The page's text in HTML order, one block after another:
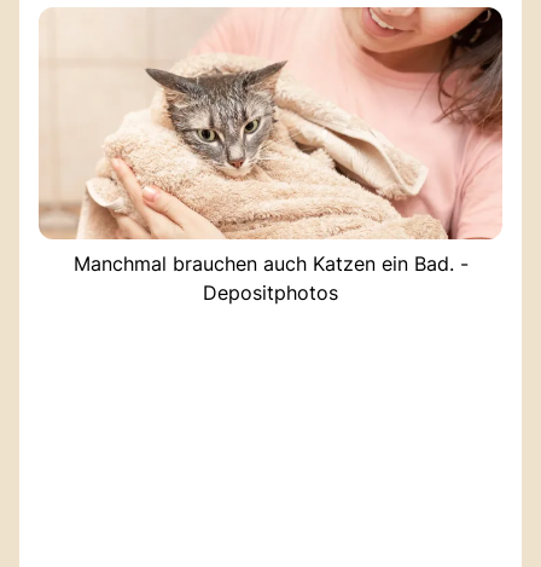
Manchmal brauchen auch Katzen ein Bad. -
Depositphotos